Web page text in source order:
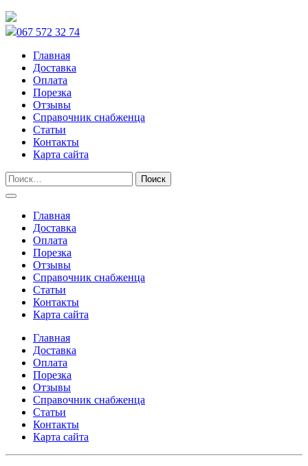
067 572 32 74
Главная
Доставка
Оплата
Порезка
Отзывы
Справочник снабженца
Статьи
Контакты
Карта сайта
Главная
Доставка
Оплата
Порезка
Отзывы
Справочник снабженца
Статьи
Контакты
Карта сайта
Главная
Доставка
Оплата
Порезка
Отзывы
Справочник снабженца
Статьи
Контакты
Карта сайта